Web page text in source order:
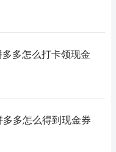
多怎么打卡领现金
多怎么得到现金券